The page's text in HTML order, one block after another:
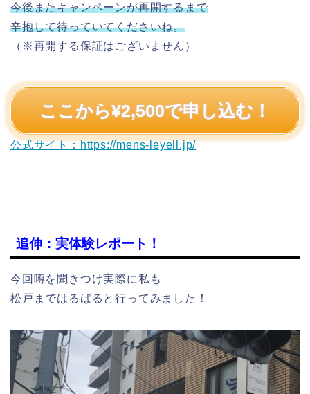
今後またキャンペーンが再開するまで
辛抱して待っていてくださいね。
（※再開する保証はございません）
ここから¥2,500で申し込む！
公式サイト：https://mens-leyell.jp/
追伸：実体験レポート！
今回噂を聞きつけ実際に私も
松戸まではるばると行ってみました！